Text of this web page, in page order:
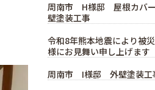
周南市 H様邸 屋根カバ
壁塗装工事
令和8年熊本地震により被
様にお見舞い申し上げます
周南市 I様邸 外壁塗装工